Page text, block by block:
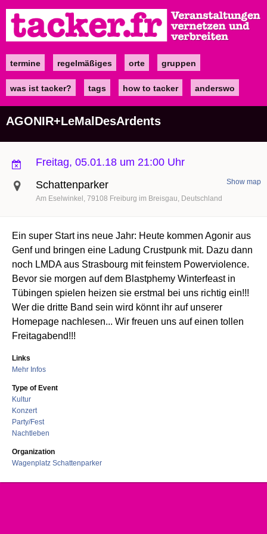
zum
Inhalt
Maintermine regelmäßiges orte gruppen
was ist tacker? tags how to tacker anderswo
AGONIR+LeMalDesArdents
Freitag, 05.01.18 um 21:00 Uhr
Schattenparker
Am Eselwinkel 79108 Freiburg im Breisgau Deutschland
Show map
Ein super Start ins neue Jahr: Heute kommen Agonir aus
Genf und bringen eine Ladung Crustpunk mit. Dazu dann
noch LMDA aus Strasbourg mit feinstem Powerviolence.
Bevor sie morgen auf dem Blastphemy Winterfeast in
Tübingen spielen heizen sie erstmal bei uns richtig ein!!!
Wer die dritte Band sein wird könnt ihr auf unserer
Homepage nachlesen... Wir freuen uns auf einen tollen
Freitagabend!!!
Links
Mehr Infos
Type of Event
Kultur
Konzert
Party/Fest
Nachtleben
Organization
Wagenplatz Schattenparker